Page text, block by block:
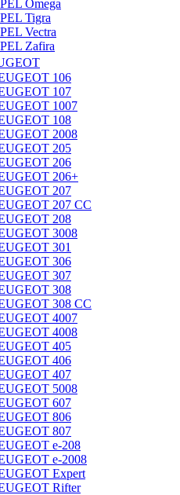
Omega
Tigra
Vectra
Zafira
106
107
1007
108
2008
205
206
206+
207
207 CC
208
3008
301
306
307
308
308 CC
4007
4008
405
406
407
5008
607
806
807
e-208
e-2008
Expert
Rifter